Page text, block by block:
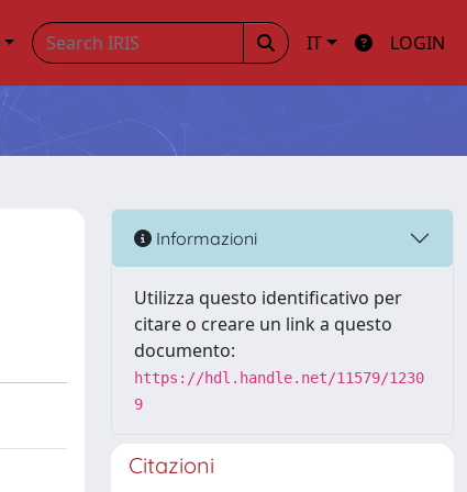
IT LOGIN
Informazioni
Utilizza questo identificativo per
citare o creare un link a questo
documento:
https://hdl.handle.net/11579/1230
9
Citazioni